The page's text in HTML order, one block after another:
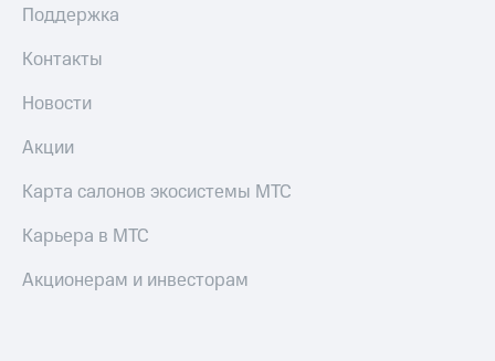
Поддержка
Контакты
Новости
Акции
Карта салонов экосистемы МТС
Карьера в МТС
Акционерам и инвесторам